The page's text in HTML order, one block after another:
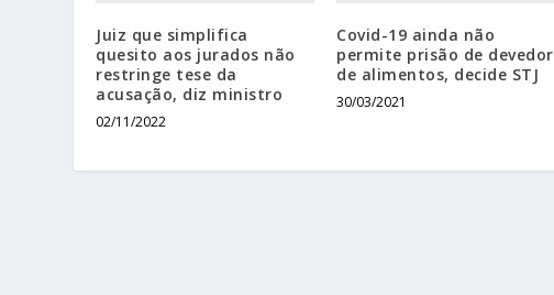
Juiz que simplifica
quesito aos jurados não
restringe tese da
acusação, diz ministro
02/11/2022
Covid-19 ainda não
permite prisão de devedor
de alimentos, decide STJ
30/03/2021